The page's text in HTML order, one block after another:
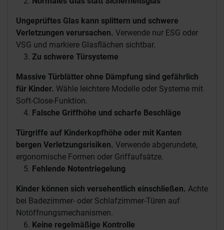
Ungeprüftes Glas kann splittern und schwere
Verletzungen verursachen. Verwende nur ESG oder
VSG und markiere Glasflächen sichtbar.
Zu schwere Türsysteme
Massive Türblätter ohne Dämpfung sind gefährlich
für Kinder. Wähle leichtere Modelle oder Systeme mit
Soft-Close-Funktion.
Falsche Griffhöhe und scharfe Beschläge
Türgriffe auf Kinderkopfhöhe oder mit Kanten
bergen Verletzungsrisiken. Verwende abgerundete,
ergonomische Formen oder Griffaufsätze.
Fehlende Notentriegelung
Kinder können sich versehentlich einschließen. Achte
bei Badezimmer- oder Schlafzimmer-Türen auf
Notöffnungsmechanismen.
Keine regelmäßige Kontrolle